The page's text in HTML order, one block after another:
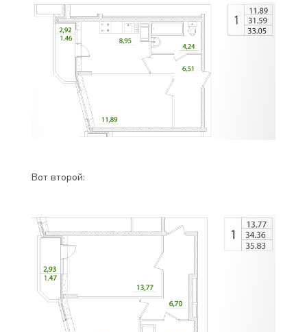
Вот второй: